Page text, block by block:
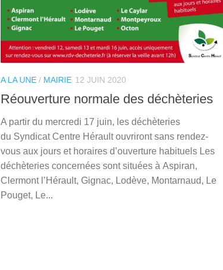
A LA UNE / MAIRIE 12 JUIN 2020
Réouverture normale des déchèteries
A partir du mercredi 17 juin, les déchèteries
du Syndicat Centre Hérault ouvriront sans rendez-
vous aux jours et horaires d’ouverture habituels Les
déchèteries concernées sont situées à Aspiran,
Clermont l’Hérault, Gignac, Lodève, Montarnaud, Le
Pouget, Le...